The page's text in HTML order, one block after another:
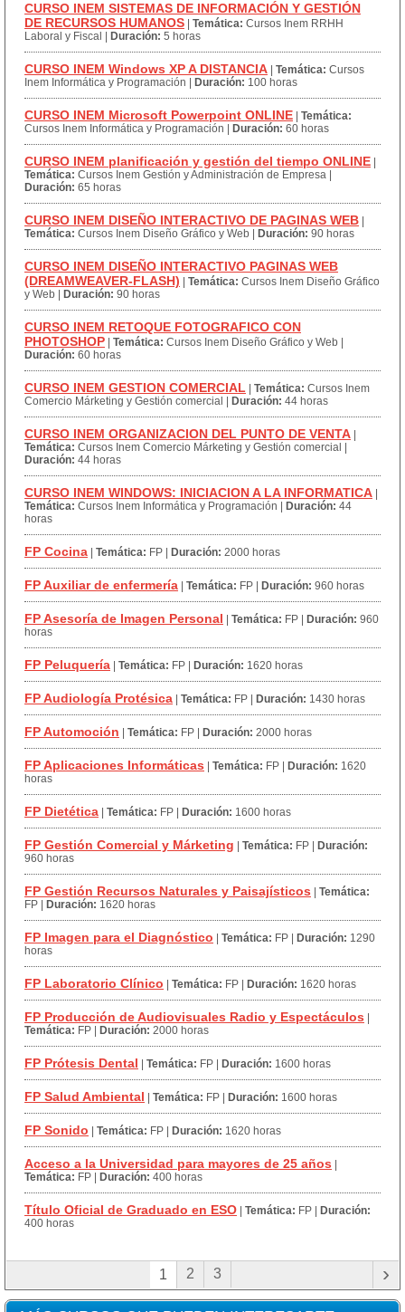
CURSO INEM SISTEMAS DE INFORMACIÓN Y GESTIÓN
DE RECURSOS HUMANOS
Temática: Cursos Inem RRHH
Laboral y Fiscal
Duración: 5 horas
CURSO INEM Windows XP A DISTANCIA Temática: Cursos
Inem Informática y Programación
Duración: 100 horas
CURSO INEM Microsoft Powerpoint ONLINE
Temática:
Cursos Inem Informática y Programación
Duración: 60 horas
CURSO INEM planificación y gestión del tiempo ONLINE
Temática: Cursos Inem Gestión y Administración de Empresa
Duración: 65 horas
CURSO INEM DISEÑO INTERACTIVO DE PAGINAS WEB
Temática: Cursos Inem Diseño Gráfico y Web Duración: 90 horas
CURSO INEM DISEÑO INTERACTIVO PAGINAS WEB
(DREAMWEAVER-FLASH)
Temática: Cursos Inem Diseño Gráfico
y Web
Duración: 90 horas
CURSO INEM RETOQUE FOTOGRAFICO CON
PHOTOSHOP
Temática: Cursos Inem Diseño Gráfico y Web
Duración: 60 horas
CURSO INEM GESTION COMERCIAL Temática: Cursos Inem
Comercio Márketing y Gestión comercial
Duración: 44 horas
CURSO INEM ORGANIZACION DEL PUNTO DE VENTA
Temática: Cursos Inem Comercio Márketing y Gestión comercial
Duración: 44 horas
CURSO INEM WINDOWS: INICIACION A LA INFORMATICA
Temática: Cursos Inem Informática y Programación Duración: 44
horas
FP Cocina Temática: FP Duración: 2000 horas
FP Auxiliar de enfermería Temática: FP Duración: 960 horas
FP Asesoría de Imagen Personal Temática: FP Duración: 960
horas
FP Peluquería Temática: FP Duración: 1620 horas
FP Audiología Protésica Temática: FP Duración: 1430 horas
FP Automoción Temática: FP Duración: 2000 horas
FP Aplicaciones Informáticas Temática: FP Duración: 1620
horas
FP Dietética Temática: FP Duración: 1600 horas
FP Gestión Comercial y Márketing Temática: FP
Duración:
960 horas
FP Gestión Recursos Naturales y Paisajísticos
Temática:
FP
Duración: 1620 horas
FP Imagen para el Diagnóstico Temática: FP Duración: 1290
horas
FP Laboratorio Clínico Temática: FP Duración: 1620 horas
FP Producción de Audiovisuales Radio y Espectáculos
Temática: FP Duración: 2000 horas
FP Prótesis Dental Temática: FP Duración: 1600 horas
FP Salud Ambiental Temática: FP Duración: 1600 horas
FP Sonido Temática: FP Duración: 1620 horas
Acceso a la Universidad para mayores de 25 años
Temática: FP Duración: 400 horas
Título Oficial de Graduado en ESO Temática: FP
Duración:
400 horas
1 2 3 ›